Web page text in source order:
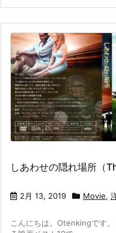
しあわせの隠れ場所（
2月 13, 2019 Movie,
こんにちは。Otenkingです